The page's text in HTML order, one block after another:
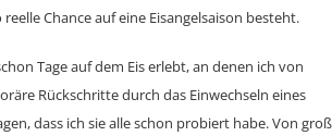
Chance auf eine Eisangelsaison besteht.
Tage auf dem Eis erlebt, an denen ich von
Rückschritte durch das Einwechseln eines
dass ich sie alle schon probiert habe. Von